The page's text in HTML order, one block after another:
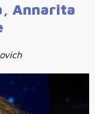
Annarita